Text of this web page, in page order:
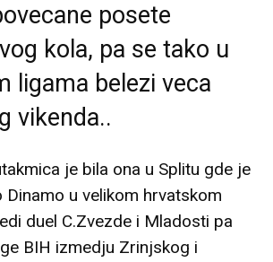
posete
kola, pa se tako u
ligama belezi veca
vikenda..
je bila ona u Splitu gde je
Dinamo u velikom hrvatskom
duel C.Zvezde i Mladosti pa
BIH izmedju Zrinjskog i